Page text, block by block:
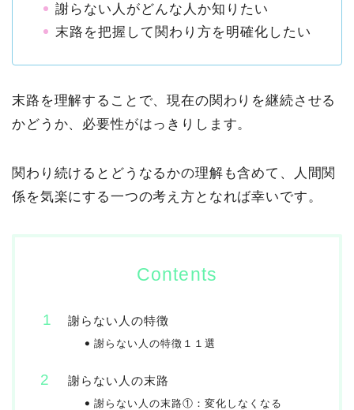
謝らない人がどんな人か知りたい
末路を把握して関わり方を明確化したい
末路を理解することで、現在の関わりを継続させる
かどうか、必要性がはっきりします。
関わり続けるとどうなるかの理解も含めて、人間関
係を気楽にする一つの考え方となれば幸いです。
Contents
謝らない人の特徴
謝らない人の特徴１１選
謝らない人の末路
謝らない人の末路①：変化しなくなる